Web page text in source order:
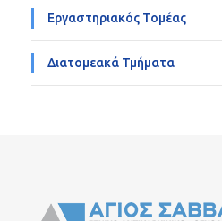
Εργαστηριακός Τομέας
Διατομεακά Τμήματα